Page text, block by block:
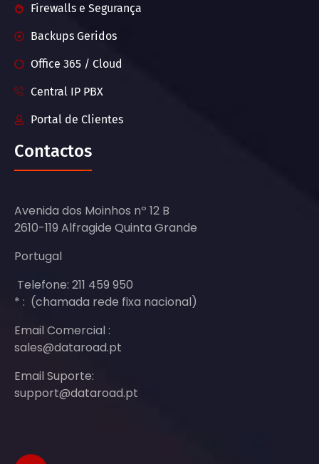
Firewalls e Segurança
Backups Geridos
Office 365 / Cloud
Central IP PBX
Portal de Clientes
Contactos
Avenida dos Moinhos nº 12 B
2610-119 Alfragide Quinta Grande
Portugal
Telefone: 211 459 950
* : (chamada rede fixa nacional)
Email Comercial :
sales@dataroad.pt
Email Suporte:
support@dataroad.pt